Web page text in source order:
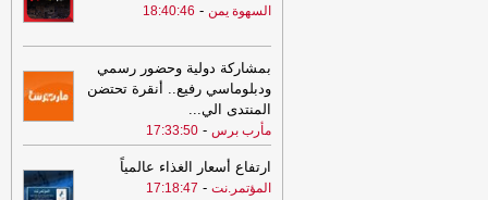
السهوة يمن -
18:40:46
بمشاركة دولية وحضور رسمي
ودبلوماسي رفيع.. أنقرة تحتضن
المنتدى الي...
مأرب برس -
17:33:50
ارتفاع أسعار الغذاء عالمياً
المؤتمر.نت -
17:18:47